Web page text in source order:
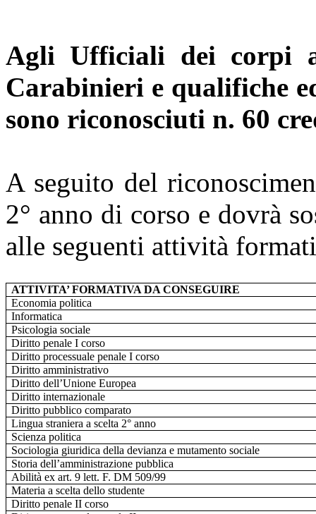
Agli Ufficiali dei corpi
Carabinieri e qualifiche
sono riconosciuti n. 60
A seguito del
2° anno di corso e dovrà
alle seguenti attività
ATTIVITA’ FORMATIVA DA CONSEGUIRE
Economia politica
Informatica
Psicologia sociale
Diritto penale I corso
Diritto processuale penale I corso
Diritto amministrativo
Diritto dell’Unione Europea
Diritto internazionale
Diritto pubblico comparato
Lingua straniera a scelta 2° anno
Scienza politica
Sociologia giuridica della devianza e mutamento sociale
Storia dell’amministrazione pubblica
Abilità ex art. 9 lett. F. DM 509/99
Materia a scelta dello studente
Diritto penale II corso